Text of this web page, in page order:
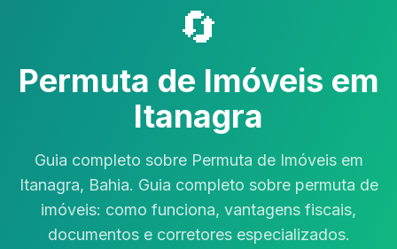
🔄
Permuta de Imóveis em
Itanagra
Guia completo sobre Permuta de Imóveis em
Itanagra, Bahia. Guia completo sobre permuta de
imóveis: como funciona, vantagens fiscais,
documentos e corretores especializados.